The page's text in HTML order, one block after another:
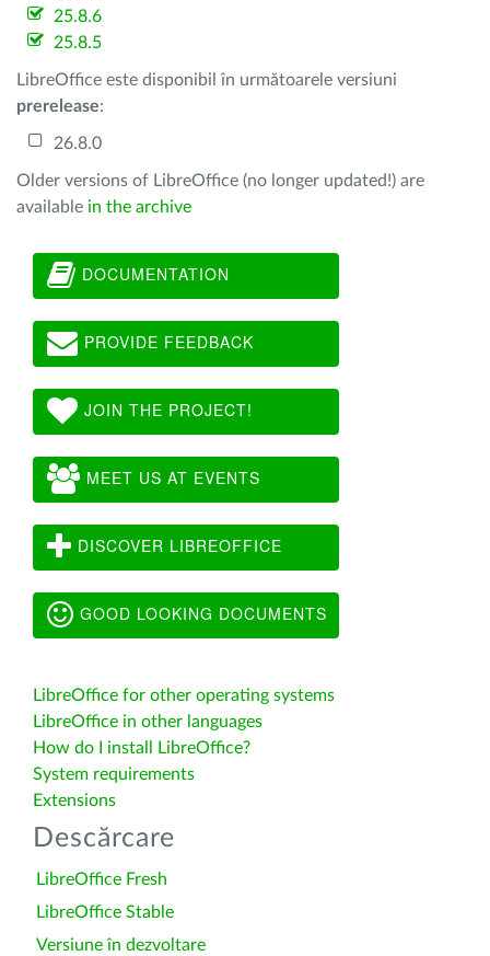
25.8.6
25.8.5
LibreOffice este disponibil în următoarele versiuni
prerelease:
26.8.0
Older versions of LibreOffice (no longer updated!) are
available in the archive
DOCUMENTATION
PROVIDE FEEDBACK
JOIN THE PROJECT!
MEET US AT EVENTS
DISCOVER LIBREOFFICE
GOOD LOOKING DOCUMENTS
LibreOffice for other operating systems
LibreOffice in other languages
How do I install LibreOffice?
System requirements
Extensions
Descărcare
LibreOffice Fresh
LibreOffice Stable
Versiune în dezvoltare